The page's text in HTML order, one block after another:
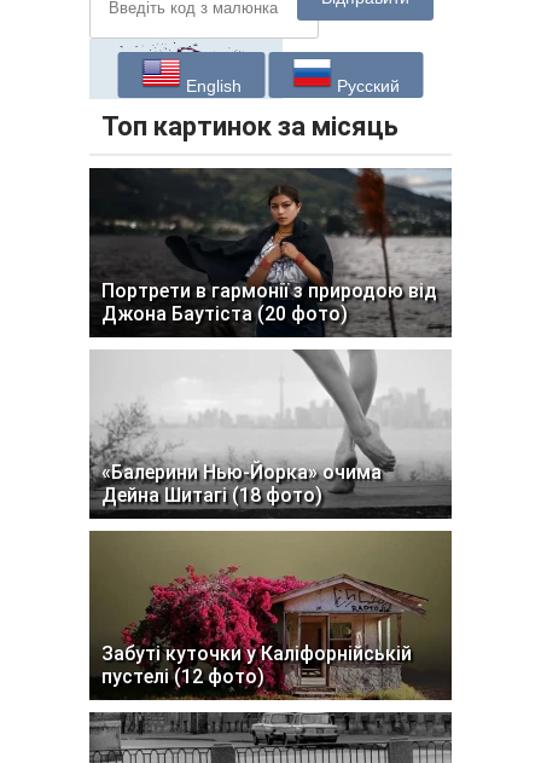
English Русский
Топ картинок за місяць
Портрети в гармонії з природою від
Джона Баутіста (20 фото)
«Балерини Нью-Йорка» очима
Дейна Шитагі (18 фото)
Забуті куточки у Каліфорнійській
пустелі (12 фото)